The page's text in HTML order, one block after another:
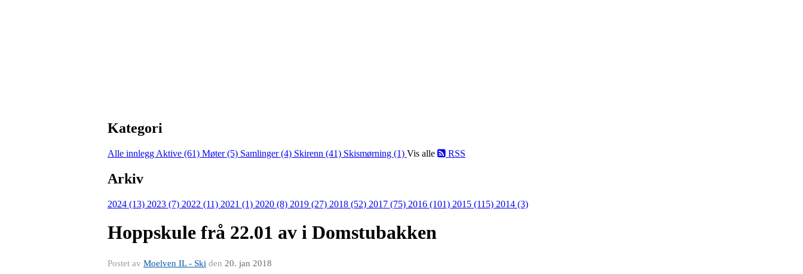
Kategori
Alle innlegg Aktive (61) Møter (5) Samlinger (4) Skirenn (41) Skismørning (1) Vis alle RSS
Arkiv
2024 (13) 2023 (7) 2022 (11) 2021 (1) 2020 (8) 2019 (27) 2018 (52) 2017 (75) 2016 (101) 2015 (115) 2014 (3)
Hoppskule frå 22.01 av i Domstubakken
Postet av Moelven IL - Ski den 20. jan 2018